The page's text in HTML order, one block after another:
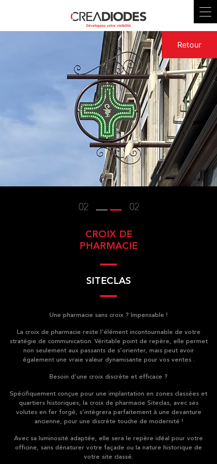
Retour
02 02
CROIX DE
PHARMACIE
SITECLAS
Une pharmacie sans croix ? Impensable !
La croix de pharmacie reste l’élément incontournable de votre
stratégie de communication. Véritable point de repère, elle permet
non seulement aux passants de s’orienter, mais peut avoir
également une vraie valeur dynamisante pour vos ventes .
Besoin d’une croix discrète et efficace ?
Spécifiquement conçue pour une implantation en zones classées et
quartiers historiques, la croix de pharmacie Siteclas, avec ses
volutes en fer forgé, s’intègrera parfaitement à une devanture
ancienne, pour une discrète touche de modernité !
Avec sa luminosité adaptée, elle sera le repère idéal pour votre
officine, sans dénaturer votre façade ou la nature historique de
votre site classé.